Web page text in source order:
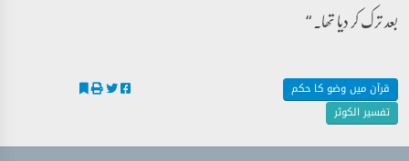
بعد ترک کر دیا تھا۔ “
قرآن میں وضو کا حکم
تفسیر الکوثر